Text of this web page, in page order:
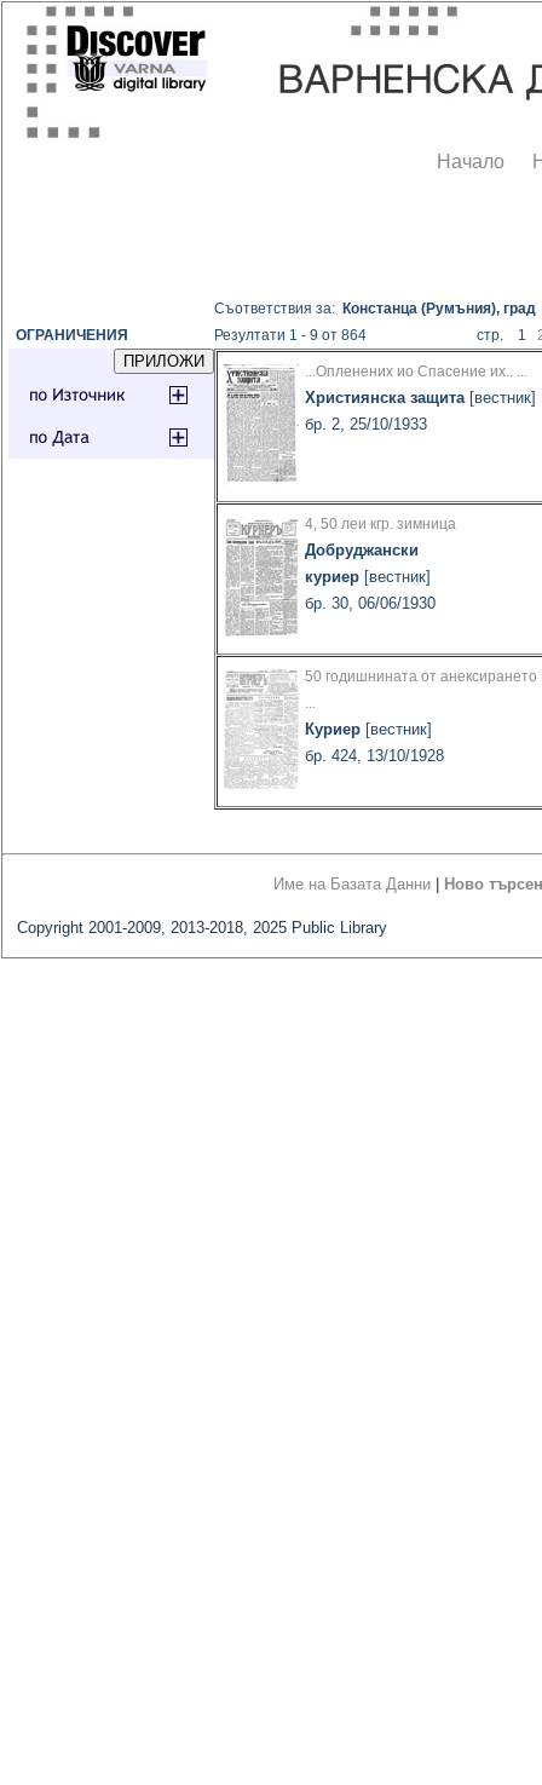
Начало
ОГРАНИЧЕНИЯ
Съответствия за: Констанца (Румъния), град
Резултати 1 - 9 от 864
стр. 1
...Опленених ио Спасение их.. ...
Християнска защита[вестник]
бр. 2, 25/10/1933
4, 50 леи кгр. зимница
Добруджански
куриер [вестник]
бр. 30, 06/06/1930
50 годишнината от анексирането
...
Куриер [вестник]
бр. 424, 13/10/1928
Име на Базата Данни Ново
Copyright 2001-2009, 2013-2018, 2025 Public Library